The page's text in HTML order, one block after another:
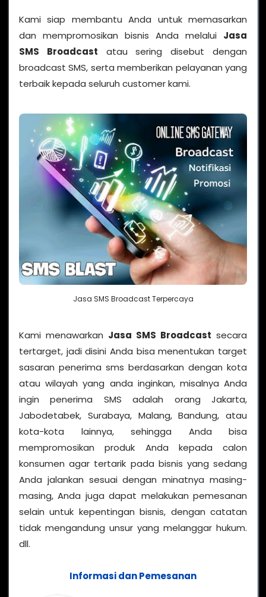
Kami siap membantu Anda untuk memasarkan
dan mempromosikan bisnis Anda melalui Jasa
SMS Broadcast atau sering disebut dengan
broadcast SMS, serta memberikan pelayanan yang
terbaik kepada seluruh customer kami.
Jasa SMS Broadcast Terpercaya
Kami menawarkan Jasa SMS Broadcast secara
tertarget, jadi disini Anda bisa menentukan target
sasaran penerima sms berdasarkan dengan kota
atau wilayah yang anda inginkan, misalnya Anda
ingin penerima SMS adalah orang Jakarta,
Jabodetabek, Surabaya, Malang, Bandung, atau
kota-kota lainnya, sehingga Anda bisa
mempromosikan produk Anda kepada calon
konsumen agar tertarik pada bisnis yang sedang
Anda jalankan sesuai dengan minatnya masing-
masing, Anda juga dapat melakukan pemesanan
selain untuk kepentingan bisnis, dengan catatan
tidak mengandung unsur yang melanggar hukum.
dll.
Informasi dan Pemesanan